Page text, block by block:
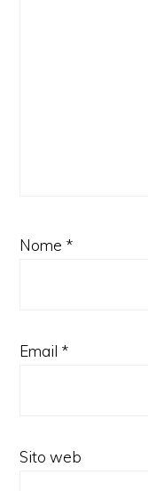
Nome *
Email *
Sito web